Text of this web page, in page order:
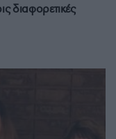
διαφορετικές